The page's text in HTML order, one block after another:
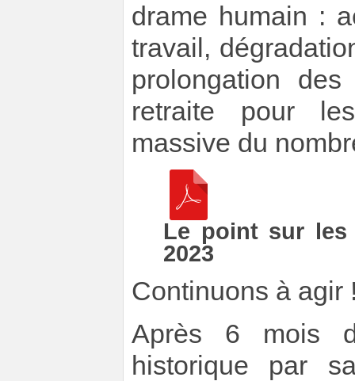
drame humain :
travail,
prolongation
retraite pour
massive du
Le point sur les
2023
Continuons à agir
Après 6 mois
historique par